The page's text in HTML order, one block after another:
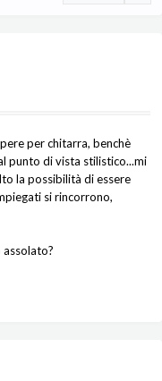
per chitarra, benchè
punto di vista stilistico...mi
la possibilità di essere
si rincorrono,
assolato?